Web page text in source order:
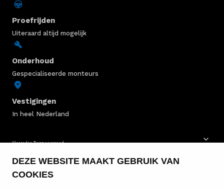
DEZE WEBSITE MAAKT GEBRUIK VAN
COOKIES
Proefrijden
Uiteraard altijd mogelijk
Onderhoud
Gespecialiseerde monteurs
Vestigingen
In heel Nederland
Mercedes-Benz voorraad
Mercedes-Benz bestelwagens